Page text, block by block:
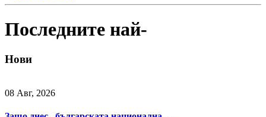
Последните най-
Нови
08 Авг, 2026